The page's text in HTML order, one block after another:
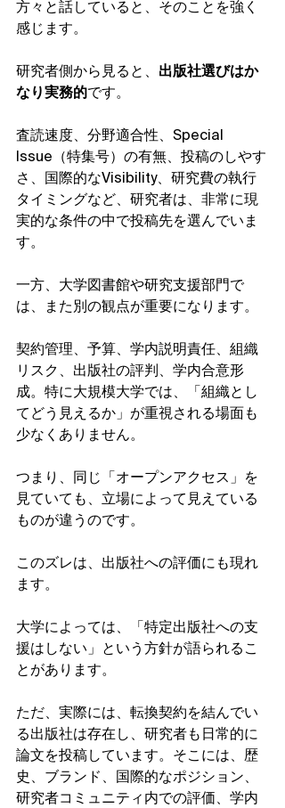
方々と話していると、そのことを強く
感じます。
研究者側から見ると、 出版社選びはか
なり実務的です。
査読速度、分野適合性、Special
Issue（特集号）の有無、投稿のしやす
さ、国際的なVisibility、研究費の執行
タイミングなど、研究者は、非常に現
実的な条件の中で投稿先を選んでいま
す。
一方、大学図書館や研究支援部門で
は、また別の観点が重要になります。
契約管理、予算、学内説明責任、組織
リスク、出版社の評判、学内合意形
成。特に大規模大学では、「組織とし
てどう見えるか」が重視される場面も
少なくありません。
つまり、同じ「オープンアクセス」を
見ていても、立場によって見えている
ものが違うのです。
このズレは、出版社への評価にも現れ
ます。
大学によっては、「特定出版社への支
援はしない」という方針が語られるこ
とがあります。
ただ、実際には、転換契約を結んでい
る出版社は存在し、研究者も日常的に
論文を投稿しています。そこには、歴
史、ブランド、国際的なポジション、
研究者コミュニティ内での評価、学内